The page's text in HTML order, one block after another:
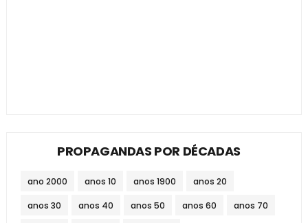
PROPAGANDAS POR DÉCADAS
ano 2000 anos 10 anos 1900 anos 20
anos 30 anos 40 anos 50 anos 60 anos 70